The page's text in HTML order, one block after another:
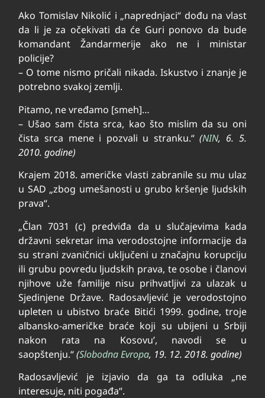
Ako Tomislav Nikolić i „naprednjaci“ dođu na vlast
da li je za očekivati da će Guri ponovo da bude
komandant Žandarmerije ako ne i ministar
policije?
– O tome nismo pričali nikada. Iskustvo i znanje je
potrebno svakoj zemlji.
Pitamo, ne vređamo [smeh]…
– Ušao sam čista srca, kao što mislim da su oni
čista srca mene i pozvali u stranku.“(NIN, 6. 5.
2010. godine)
Krajem 2018. američke vlasti zabranile su mu ulaz
u SAD „zbog umešanosti u grubo kršenje ljudskih
prava“.
„Član 7031 (c) predviđa da u slučajevima kada
državni sekretar ima verodostojne informacije da
su strani zvaničnici uključeni u značajnu korupciju
ili grubu povredu ljudskih prava, te osobe i članovi
njihove uže familije nisu prihvatljivi za ulazak u
Sjedinjene Države. Radosavljević je verodostojno
upleten u ubistvo braće Bitići 1999. godine, troje
albansko-američke braće koji su ubijeni u Srbiji
nakon rata na Kosovu’, navodi se u
saopštenju.“(Slobodna Evropa, 19. 12. 2018. godine)
Radosavljević je izjavio da ga ta odluka „ne
interesuje, niti pogađa“.